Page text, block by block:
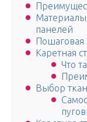
панелей
Пошаговая
Каретная
Что
Выбор